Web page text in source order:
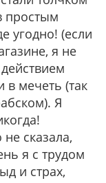
простым
угодно! (если
я не
в мечеть (так
Я
сказала,
я с трудом
и страх,